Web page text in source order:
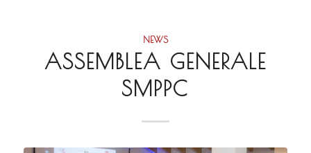
NEWS
ASSEMBLEA GENERALE
SMPPC